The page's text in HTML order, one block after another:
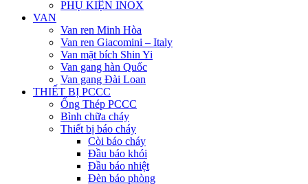
PHỤ KIỆN INOX
VAN
Van ren Minh Hòa
Van ren Giacomini – Italy
Van mặt bích Shin Yi
Van gang hàn Quốc
Van gang Đài Loan
THIẾT BỊ PCCC
Ống Thép PCCC
Bình chữa cháy
Thiết bị báo cháy
Còi báo cháy
Đầu báo khói
Đầu báo nhiệt
Đèn báo phòng